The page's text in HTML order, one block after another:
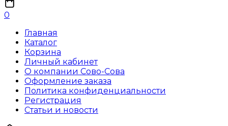
0
Главная
Каталог
Корзина
Личный кабинет
О компании Сово-Сова
Оформление заказа
Политика конфиденциальности
Регистрация
Статьи и новости